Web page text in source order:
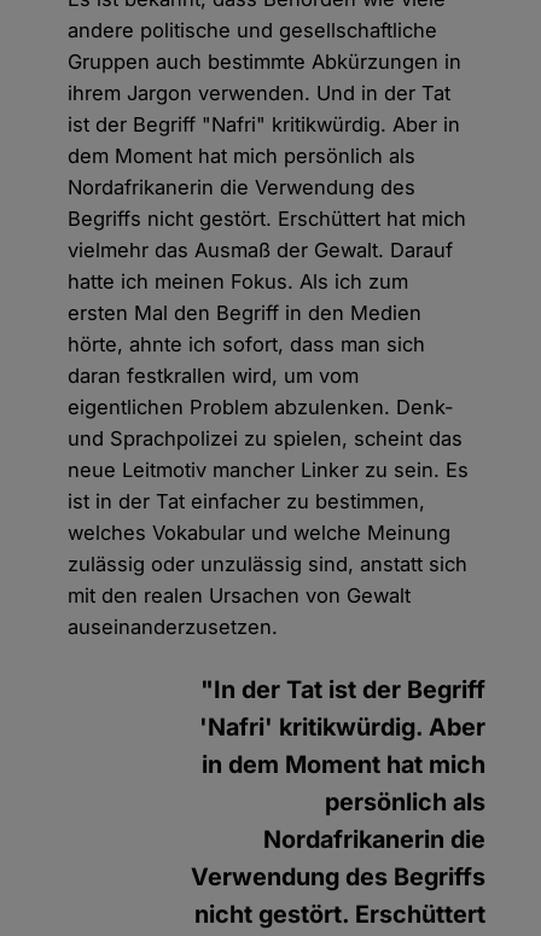
andere politische und gesellschaftliche
Gruppen auch bestimmte Abkürzungen in
ihrem Jargon verwenden. Und in der Tat
ist der Begriff "Nafri" kritikwürdig. Aber in
dem Moment hat mich persönlich als
Nordafrikanerin die Verwendung des
Begriffs nicht gestört. Erschüttert hat mich
vielmehr das Ausmaß der Gewalt. Darauf
hatte ich meinen Fokus. Als ich zum
ersten Mal den Begriff in den Medien
hörte, ahnte ich sofort, dass man sich
daran festkrallen wird, um vom
eigentlichen Problem abzulenken. Denk-
und Sprachpolizei zu spielen, scheint das
neue Leitmotiv mancher Linker zu sein. Es
ist in der Tat einfacher zu bestimmen,
welches Vokabular und welche Meinung
zulässig oder unzulässig sind, anstatt sich
mit den realen Ursachen von Gewalt
auseinanderzusetzen.
"In der Tat ist der Begriff
'Nafri' kritikwürdig. Aber
in dem Moment hat mich
persönlich als
Nordafrikanerin die
Verwendung des Begriffs
nicht gestört. Erschüttert